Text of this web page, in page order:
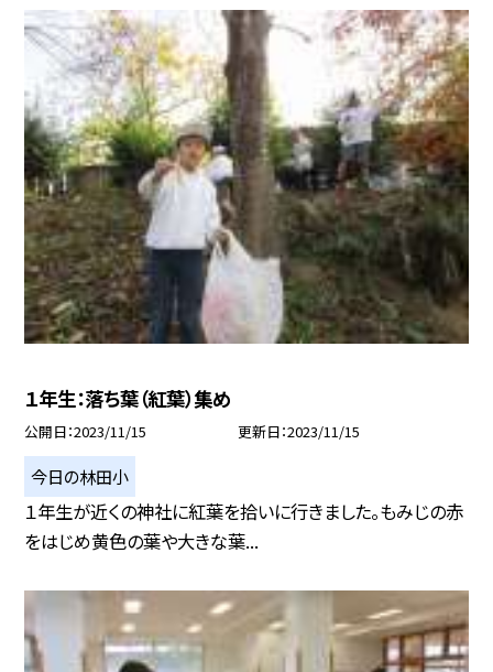
１年生：落ち葉（紅葉）集め
公開日 2023/11/15 更新日 2023/11/15
今日の林田小
１年生が近くの神社に紅葉を拾いに行きました。もみじの赤
をはじめ黄色の葉や大きな葉...